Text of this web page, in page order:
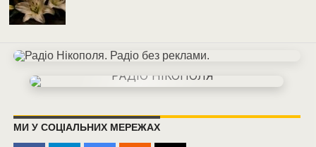
МИ У СОЦІАЛЬНИХ МЕРЕЖАХ